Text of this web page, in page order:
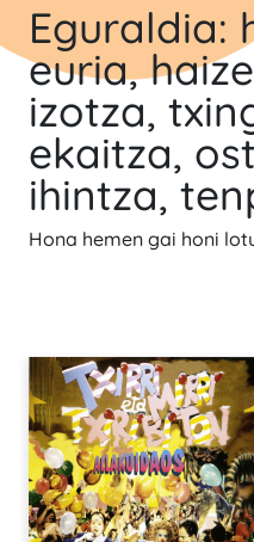
Eguraldia:
euria,
izotza,
ekaitza,
ihintza,
Hona hemen gai honi